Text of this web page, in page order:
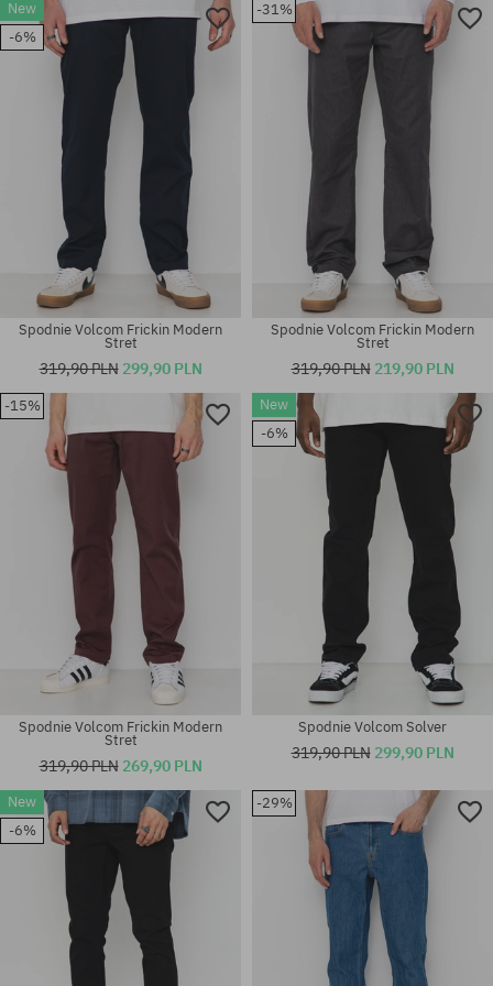
Dostępne rozmiary:
XS; S; M; L; XL
Dostępne rozmiary:
32X30; 34X34
Dostępne rozmiary:
Dostępne rozmiary:
31X32; 32X32; 32X34; 33X32;
33X34; 34X32; 34X34; 36X34
New
-6%
Dostępne rozmiary:
30X32; 31X32; 32X32; 32X34;
33X32; 33X34; 34X32; 34X34;
36X34
Spodnie Volcom Frickin Modern
Stret
319,90 PLN 299,90 PLN
-31%
Dostępne rozmiary:
32X32; 33X32; 34X32; 34X34
Spodnie Volcom Frickin Modern
Stret
319,90 PLN 219,90 PLN
-15%
Spodnie Volcom Frickin Modern
Stret
319,90 PLN 269,90 PLN
New
-6%
Spodnie Volcom Solver
319,90 PLN 299,90 PLN
New
-6%
-29%